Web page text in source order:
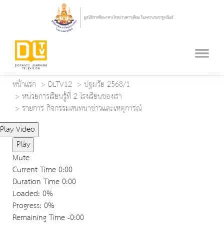
หน้าแรก DLTV12
ปฐมวัย 2568/1
หน่วยการเรียนรู้ที่ 2 โรงเรียนของเรา
รายการ กิจกรรมสนทนาข่าวและเหตุการณ์
Play Video
Play
Mute
Current Time0:00
Duration Time0:00
Loaded: 0%
Progress: 0%
Remaining Time-0:00